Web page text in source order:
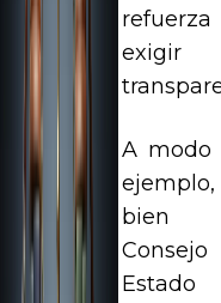
exigir
A modo
bien
Consejo
Estado